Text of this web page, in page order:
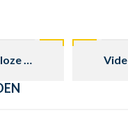
Waterloze koelvloeistof in uw klassieker